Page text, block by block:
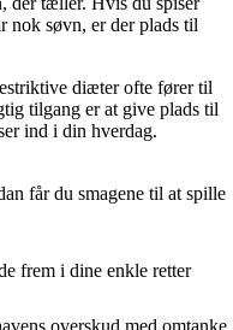
nok søvn, er der plads til
diæter ofte fører til
tilgang er at give plads til
ind i din hverdag.
får du smagene til at spille
frem i dine enkle retter
overskud med omtanke